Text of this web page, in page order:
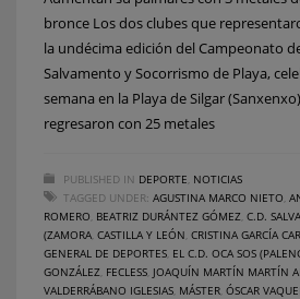
bronce Los dos clubes que
la undécima edición del Campeonato
Salvamento y Socorrismo de Playa,
semana en la Playa de Silgar
regresaron con 25 metales
PUBLISHED IN DEPORTE NOTICIAS
TAGGED UNDER: AGUSTINA MARCO NIETO
ROMERO BEATRIZ DURÁNTEZ GÓMEZ C.D.
(ZAMORA CASTILLA Y LEÓN CRISTINA GARCÍA
GENERAL DE DEPORTES EL C.D. OCA SOS
GONZÁLEZ FECLESS JOAQUÍN MARTÍN MARTÍN
VALDERRÁBANO IGLESIAS MÁSTER ÓSCAR